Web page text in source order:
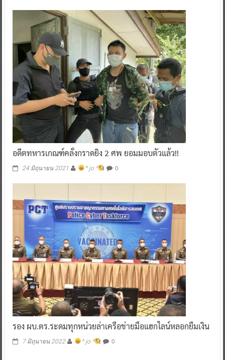
อดีตทหารเกณฑ์คลั่งกราดยิง 2 ศพ ยอมมอบตัวแล้ว!!
24 มิถุนายน 2021 ^ jo ^ 0
รอง ผบ.ตร.ระดมทุกหน่วยล่าเครือข่ายมือแฮกไลน์หลอกยืมเงิน
7 มิถุนายน 2022 ^ jo ^ 0